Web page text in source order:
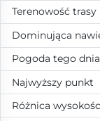
Terenowość trasy
Dominująca
Pogoda tego dnia
Najwyższy punkt
Różnica